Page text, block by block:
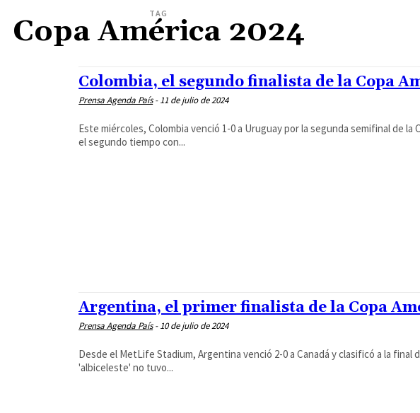
TAG
Copa América 2024
Colombia, el segundo finalista de la Copa
Prensa Agenda País - 11 de julio de 2024
Este miércoles, Colombia venció 1-0 a Uruguay por la segunda semifinal de la
el segundo tiempo con...
Argentina, el primer finalista de la Copa
Prensa Agenda País - 10 de julio de 2024
Desde el MetLife Stadium, Argentina venció 2-0 a Canadá y clasificó a la final
'albiceleste' no tuvo...